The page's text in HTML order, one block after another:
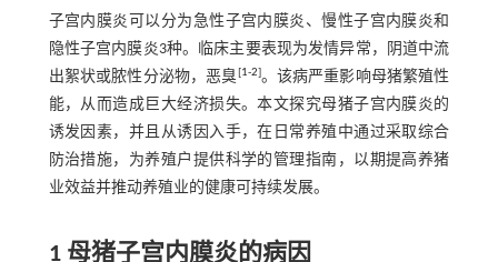
子宫内膜炎可以分为急性子宫内膜炎、慢性子宫内膜炎和
隐性子宫内膜炎3种。临床主要表现为发情异常，阴道中流
出絮状或脓性分泌物，恶臭 [1-2]。该病严重影响母猪繁殖性
能，从而造成巨大经济损失。本文探究母猪子宫内膜炎的
诱发因素，并且从诱因入手，在日常养殖中通过采取综合
防治措施，为养殖户提供科学的管理指南，以期提高养猪
业效益并推动养殖业的健康可持续发展。
1 母猪子宫内膜炎的病因